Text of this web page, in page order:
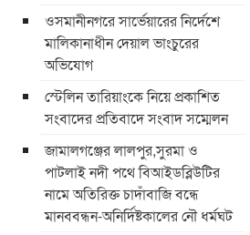
ওসমানীনগরে সার্ভেয়ারের নির্দেশে
মালিকানাধীন দেয়াল ভাংচুরের
অভিযোগ
স্টেলিন তারিয়াংকে নিয়ে প্রকাশিত
সংবাদের প্রতিবাদে সংবাদ সম্মেলন
জামালগঞ্জের লালপুর,সুরমা ও
পাটলাই নদী পথে বিআইডব্লিউটির
নামে অতিরিক্ত চাদাঁবাজি বন্ধে
মানববন্ধন-অনির্দিষ্টকালের নৌ ধর্মঘট